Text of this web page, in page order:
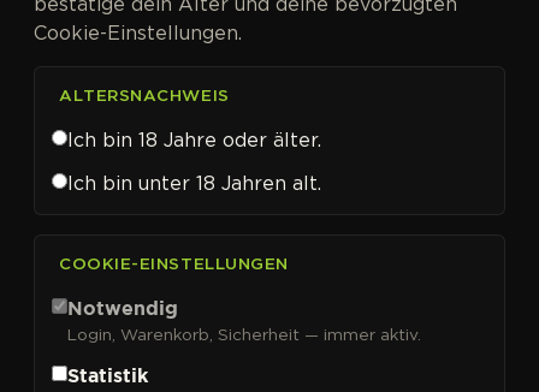
Research
Cookie-Einstellungen.
ALTERSNACHWEIS
Ich bin 18 Jahre oder älter.
Ich bin unter 18 Jahren alt.
COOKIE-EINSTELLUNGEN
Notwendig
Login, Warenkorb, Sicherheit — immer aktiv.
Statistik